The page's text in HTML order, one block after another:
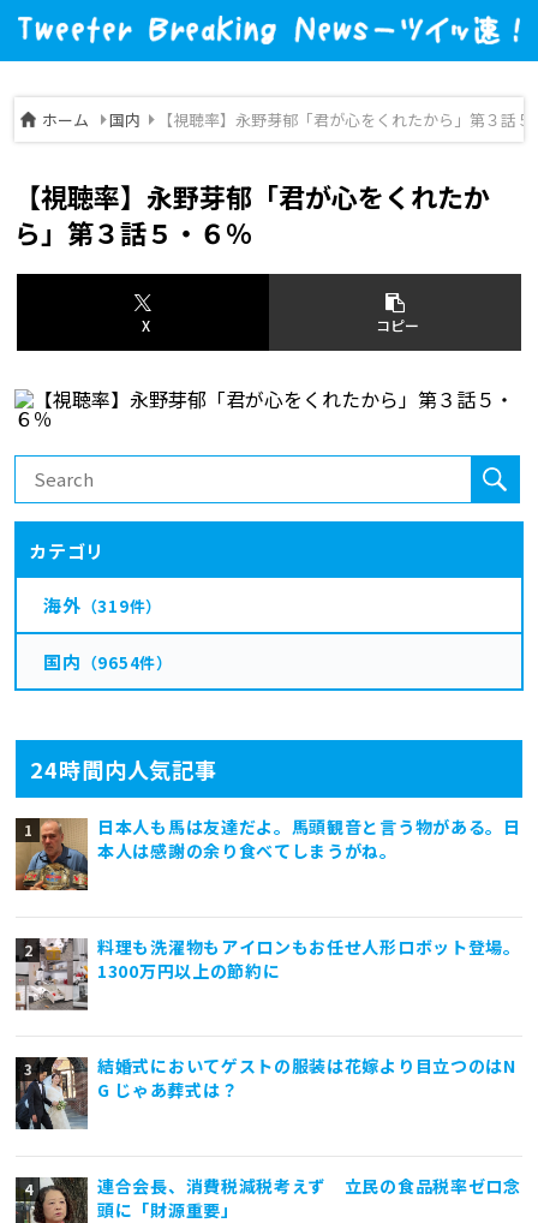
ホーム 国内 【視聴率】永野芽郁「君が心をくれたから」第３話５
24時間内人気記事
日本人も馬は友達だよ。馬頭観音と言う物がある。日
本人は感謝の余り食べてしまうがね。
料理も洗濯物もアイロンもお任せ人形ロボット登場。
1300万円以上の節約に
結婚式においてゲストの服装は花嫁より目立つのはN
G じゃあ葬式は？
連合会長、消費税減税考えず 立民の食品税率ゼロ念
頭に「財源重要」
【視聴率】永野芽郁「君が心をくれたか
ら」第３話５・６％
X コピー
カテゴリ
海外 （319件）
国内 （9654件）